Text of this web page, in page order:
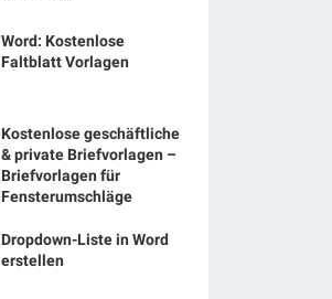
Word: Kostenlose
Faltblatt Vorlagen
Kostenlose geschäftliche
& private Briefvorlagen –
Briefvorlagen für
Fensterumschläge
Dropdown-Liste in Word
erstellen